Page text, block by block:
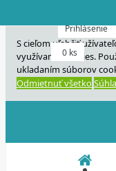
S cieľom uľahčiť
využívame cookies.
ukladaním súborov
Odmietnuť všetko
Prihlásenie
0 ks